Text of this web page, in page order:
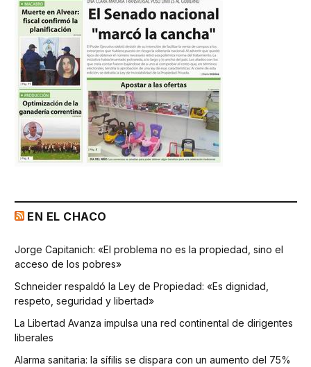
EN EL CHACO
Jorge Capitanich: «El problema no es la propiedad, sino el
acceso de los pobres»
Schneider respaldó la Ley de Propiedad: «Es dignidad,
respeto, seguridad y libertad»
La Libertad Avanza impulsa una red continental de dirigentes
liberales
Alarma sanitaria: la sífilis se dispara con un aumento del 75%